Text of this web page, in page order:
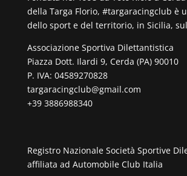
della Targa Florio, #targaracingclub è
dello sport e del territorio, in Sicilia,
Associazione Sportiva Dilettantistica
Piazza Dott. Ilardi 9, Cerda (PA) 90010
P. IVA: 04589270828
targaracingclub@gmail.com
+39 3886988340
Registro Nazionale Società Sportive
affiliata ad Automobile Club Italia